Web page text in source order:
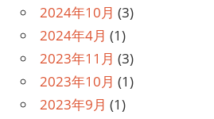
2024年10月 (3)
2024年4月 (1)
2023年11月 (3)
2023年10月 (1)
2023年9月 (1)